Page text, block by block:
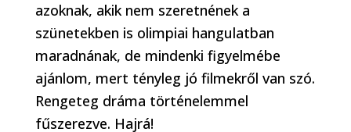
azoknak, akik nem szeretnének a
szünetekben is olimpiai hangulatban
maradnának, de mindenki figyelmébe
ajánlom, mert tényleg jó filmekről van szó.
Rengeteg dráma történelemmel
fűszerezve. Hajrá!